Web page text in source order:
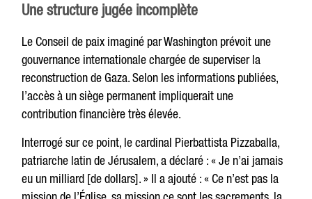
Une structure jugée incomplète
Le Conseil de paix imaginé par Washington prévoit une
gouvernance internationale chargée de superviser la
reconstruction de Gaza. Selon les informations publiées,
l’accès à un siège permanent impliquerait une
contribution financière très élevée.
Interrogé sur ce point, le cardinal Pierbattista Pizzaballa,
patriarche latin de Jérusalem, a déclaré : « Je n’ai jamais
eu un milliard [de dollars]. » Il a ajouté : « Ce n’est pas la